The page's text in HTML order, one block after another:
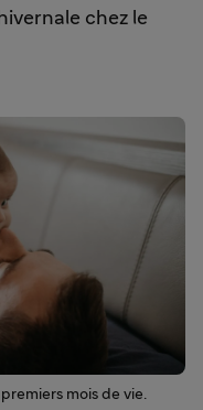
chez le
mois de vie.